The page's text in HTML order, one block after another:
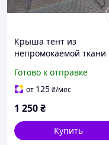
Крыша тент из
непромокаемой ткани
Готово к отправке
от 125₴/мес
1 250₴
Купить